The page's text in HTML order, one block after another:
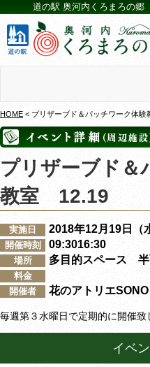
道の駅 奥河内くろまろの
HOME < プリザーブド＆パッチワーク体
プリザーブド＆
教室 12.19
実施日 2018年12月19日（
開催時刻 09:3016:30
場所 多目的スペース 半
料金
開催者
花のアトリエSONO
毎週第３水曜日で定期的に開催致
イベ